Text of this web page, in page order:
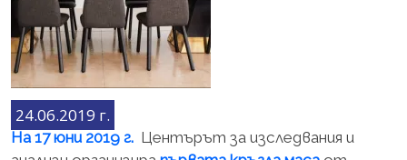
24.06.2019 г.
На 17 юни 2019 г. Центърът за изследвания и